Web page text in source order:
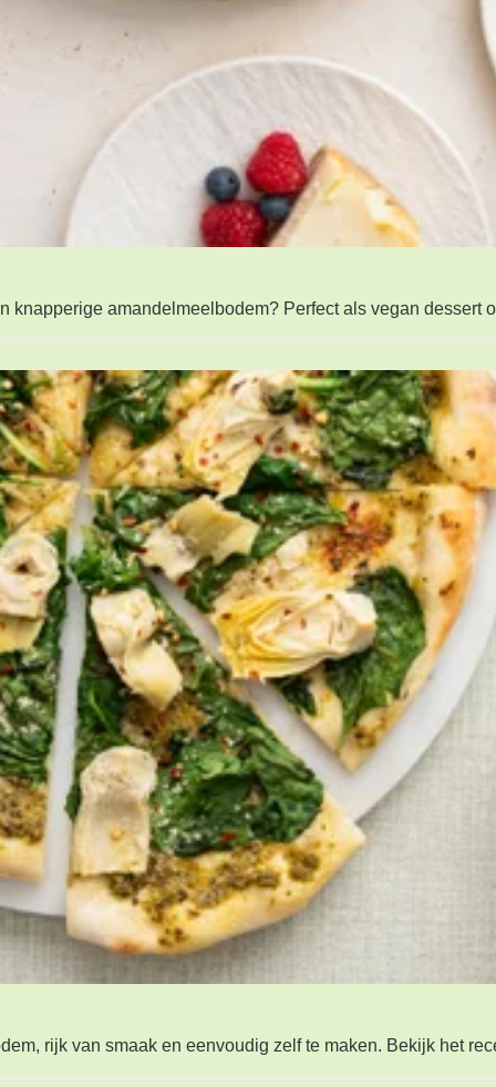
amandelmeelbodem? Perfect als vegan dessert
rijk van smaak en eenvoudig zelf te maken. Bekijk het